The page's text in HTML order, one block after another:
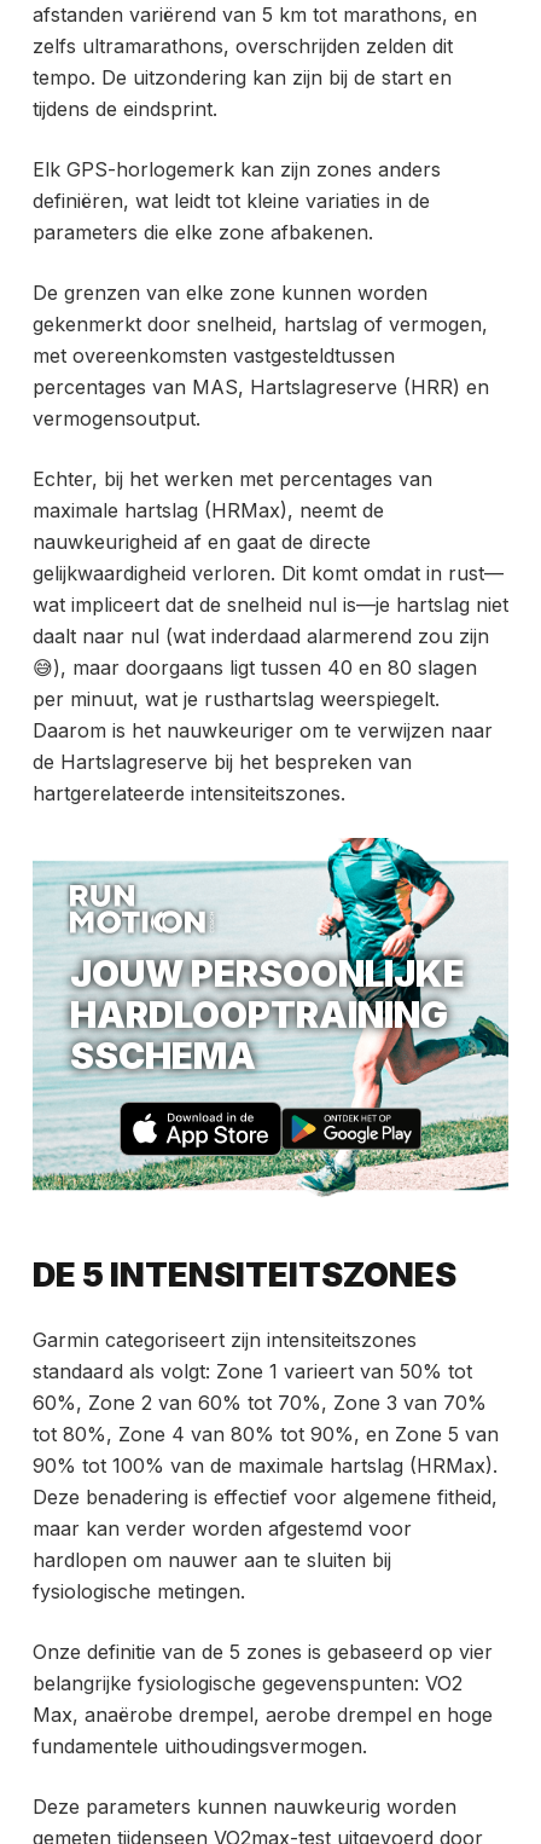
afstanden variërend van 5 km tot marathons, en
zelfs ultramarathons, overschrijden zelden dit
tempo. De uitzondering kan zijn bij de start en
tijdens de eindsprint.
Elk GPS-horlogemerk kan zijn zones anders
definiëren, wat leidt tot kleine variaties in de
parameters die elke zone afbakenen.
De grenzen van elke zone kunnen worden
gekenmerkt door snelheid, hartslag of vermogen,
met overeenkomsten vastgesteldtussen
percentages van MAS, Hartslagreserve (HRR) en
vermogensoutput.
Echter, bij het werken met percentages van
maximale hartslag (HRMax), neemt de
nauwkeurigheid af en gaat de directe
gelijkwaardigheid verloren. Dit komt omdat in rust—
wat impliceert dat de snelheid nul is—je hartslag niet
daalt naar nul (wat inderdaad alarmerend zou zijn
😅), maar doorgaans ligt tussen 40 en 80 slagen
per minuut, wat je rusthartslag weerspiegelt.
Daarom is het nauwkeuriger om te verwijzen naar
de Hartslagreserve bij het bespreken van
hartgerelateerde intensiteitszones.
JOUW PERSOONLIJKE
HARDLOOPTRAINING
SSCHEMA
DE 5 INTENSITEITSZONES
Garmin categoriseert zijn intensiteitszones
standaard als volgt: Zone 1 varieert van 50% tot
60%, Zone 2 van 60% tot 70%, Zone 3 van 70%
tot 80%, Zone 4 van 80% tot 90%, en Zone 5 van
90% tot 100% van de maximale hartslag (HRMax).
Deze benadering is effectief voor algemene fitheid,
maar kan verder worden afgestemd voor
hardlopen om nauwer aan te sluiten bij
fysiologische metingen.
Onze definitie van de 5 zones is gebaseerd op vier
belangrijke fysiologische gegevenspunten: VO2
Max, anaërobe drempel, aerobe drempel en hoge
fundamentele uithoudingsvermogen.
Deze parameters kunnen nauwkeurig worden
gemeten tijdenseen VO2max-test uitgevoerd door